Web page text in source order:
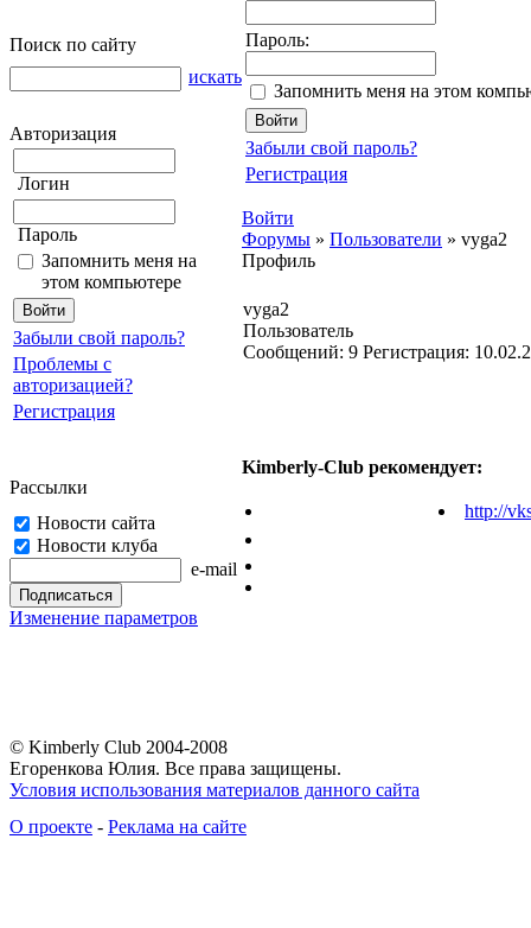
Поиск по сайту
искать
Авторизация
Логин
Пароль
Запомнить меня на
этом компьютере
Забыли свой пароль?
Проблемы с
авторизацией?
Регистрация
Рассылки
Новости сайта
Новости клуба
e-mail
Изменение параметров
Пароль:
Запомнить меня на этом
Забыли свой пароль?
Регистрация
Войти
Форумы » Пользователи » vyga2
Профиль
vyga2
Пользователь
Cообщений: 9 Регистрация:
Kimberly-Club рекомендует:
http://
© Kimberly Club 2004-2008
Егоренкова Юлия. Все права защищены.
Условия использования материалов данного сайта
О проекте - Реклама на сайте